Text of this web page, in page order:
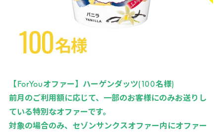
【ForYouオファー】ハーゲンダッツ( 100名様)
前月のご利用額に応じて、一部のお客様にのみお送りし
ている特別なオファーです。
対象の場合のみ、セゾンサンクスオファー内にオファー